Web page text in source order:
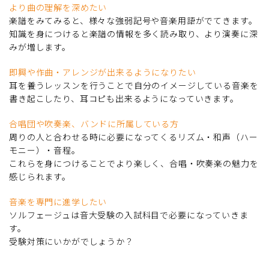
より曲の理解を深めたい
楽譜をみてみると、様々な強弱記号や音楽用語がでてきます。
知識を身につけると楽譜の情報を多く読み取り、より演奏に深
みが増します。
即興や作曲・アレンジが出来るようになりたい
耳を養うレッスンを行うことで自分のイメージしている音楽を
書き起こしたり、耳コピも出来るようになっていきます。
合唱団や吹奏楽、バンドに所属している方
周りの人と合わせる時に必要になってくるリズム・和声（ハー
モニー）・音程。
これらを身につけることでより楽しく、合唱・吹奏楽の魅力を
感じられます。
音楽を専門に進学したい
ソルフェージュは音大受験の入試科目で必要になっていきま
す。
受験対策にいかがでしょうか？